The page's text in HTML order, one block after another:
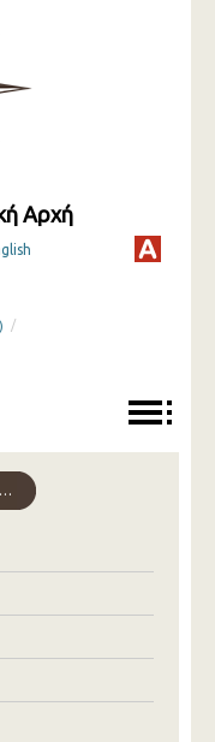
Αρχή
/
Αποφάσεις Ορισμού Ιδιωτών Συνεργατών